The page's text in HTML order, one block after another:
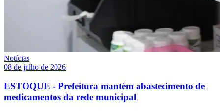
Notícias
08 de julho de 2026
ESTOQUE - Prefeitura mantém abastecimento de
medicamentos da rede municipal